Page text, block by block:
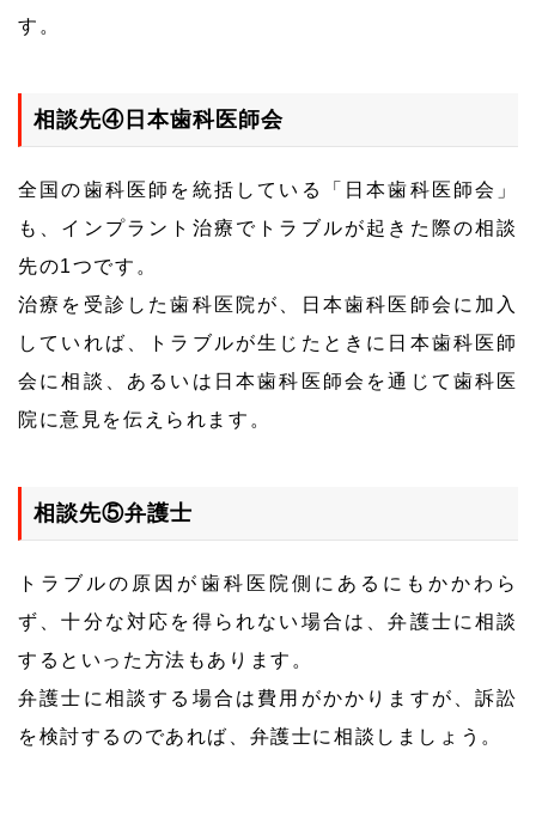
す。
相談先④日本歯科医師会
全国の歯科医師を統括している「日本歯科医師会」
も、インプラント治療でトラブルが起きた際の相談
先の1つです。
治療を受診した歯科医院が、日本歯科医師会に加入
していれば、トラブルが生じたときに日本歯科医師
会に相談、あるいは日本歯科医師会を通じて歯科医
院に意見を伝えられます。
相談先⑤弁護士
トラブルの原因が歯科医院側にあるにもかかわら
ず、十分な対応を得られない場合は、弁護士に相談
するといった方法もあります。
弁護士に相談する場合は費用がかかりますが、訴訟
を検討するのであれば、弁護士に相談しましょう。